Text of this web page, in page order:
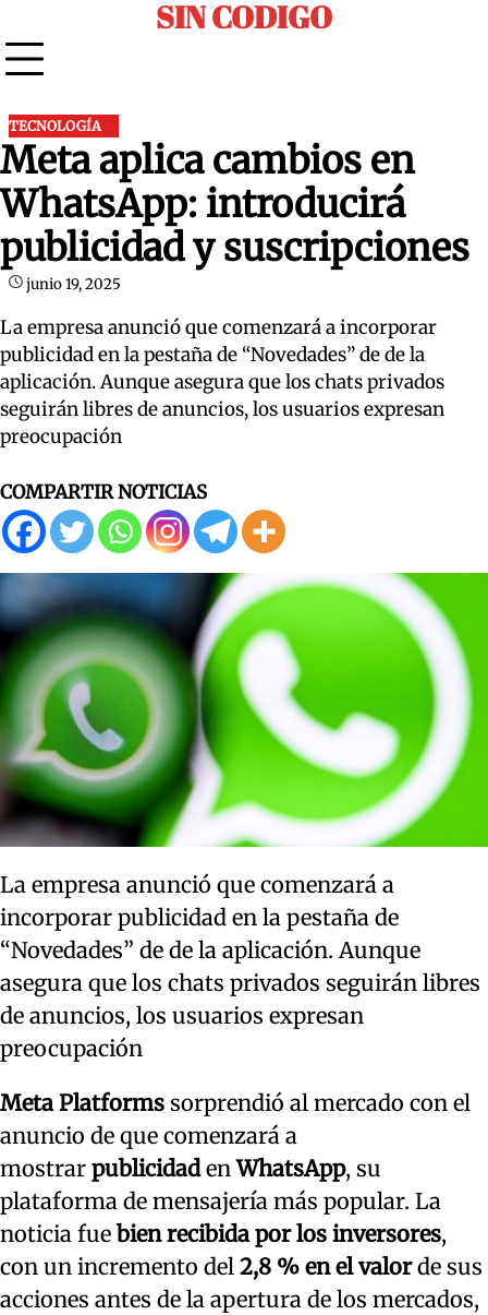
to
content
SIN CODIGO
TECNOLOGÍA
Meta aplica cambios en
WhatsApp: introducirá
publicidad y suscripciones
junio 19, 2025
La empresa anunció que comenzará a incorporar
publicidad en la pestaña de “Novedades” de de la
aplicación. Aunque asegura que los chats privados
seguirán libres de anuncios, los usuarios expresan
preocupación
COMPARTIR NOTICIAS
La empresa anunció que comenzará a
incorporar publicidad en la pestaña de
“Novedades” de de la aplicación. Aunque
asegura que los chats privados seguirán libres
de anuncios, los usuarios expresan
preocupación
Meta Platforms sorprendió al mercado con el
anuncio de que comenzará a
mostrar publicidadenWhatsApp, su
plataforma de mensajería más popular. La
noticia fue bien recibida por los inversores,
con un incremento del 2,8 % en el valorde sus
acciones antes de la apertura de los mercados,